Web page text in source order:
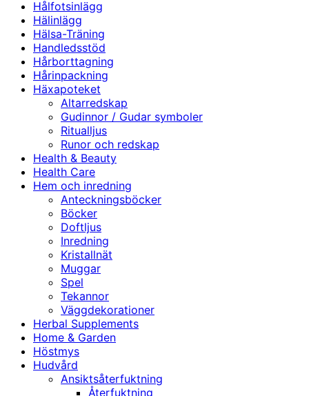
Hålfotsinlägg
Hälinlägg
Hälsa-Träning
Handledsstöd
Hårborttagning
Hårinpackning
Häxapoteket
Altarredskap
Gudinnor / Gudar symboler
Ritualljus
Runor och redskap
Health & Beauty
Health Care
Hem och inredning
Anteckningsböcker
Böcker
Doftljus
Inredning
Kristallnät
Muggar
Spel
Tekannor
Väggdekorationer
Herbal Supplements
Home & Garden
Höstmys
Hudvård
Ansiktsåterfuktning
Återfuktning